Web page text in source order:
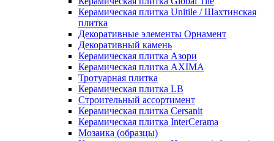
Керамическая плитка Unitile / Шахтинская
плитка
Декоративные элементы Орнамент
Декоративный камень
Керамическая плитка Азори
Керамическая плитка AXIMA
Тротуарная плитка
Керамическая плитка LB
Строительный ассортимент
Керамическая плитка Cersanit
Керамическая плитка InterCerama
Мозаика (образцы)